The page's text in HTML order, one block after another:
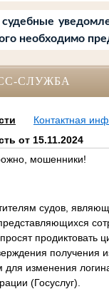
необходимо
СЛУЖБА
Контактная
от 15.11.2024
мошенники!
судов,
продиктовать
получения
для изменения
(Госуслуг).